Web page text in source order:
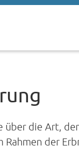
über die Art,
Rahmen der